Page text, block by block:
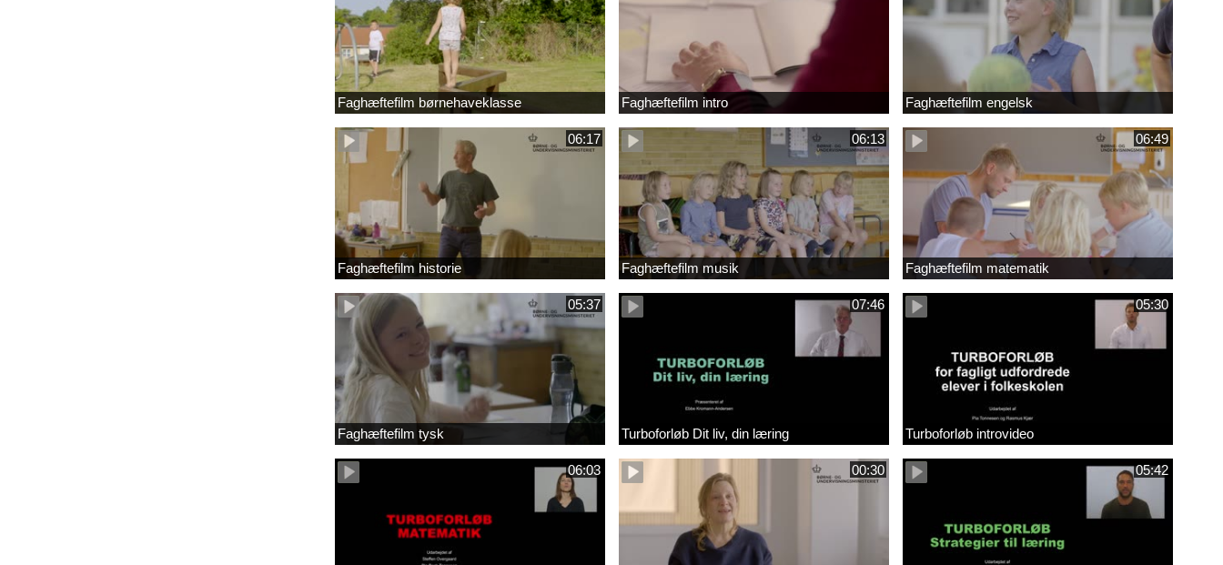
Faghæftefilm børnehaveklasse Faghæftefilm intro Faghæftefilm engelsk
06:17
Faghæftefilm historie
06:13
Faghæftefilm musik
06:49
Faghæftefilm matematik
05:37
Faghæftefilm tysk
07:46
Turboforløb Dit liv, din læring
05:30
Turboforløb introvideo
06:03 00:30 05:42